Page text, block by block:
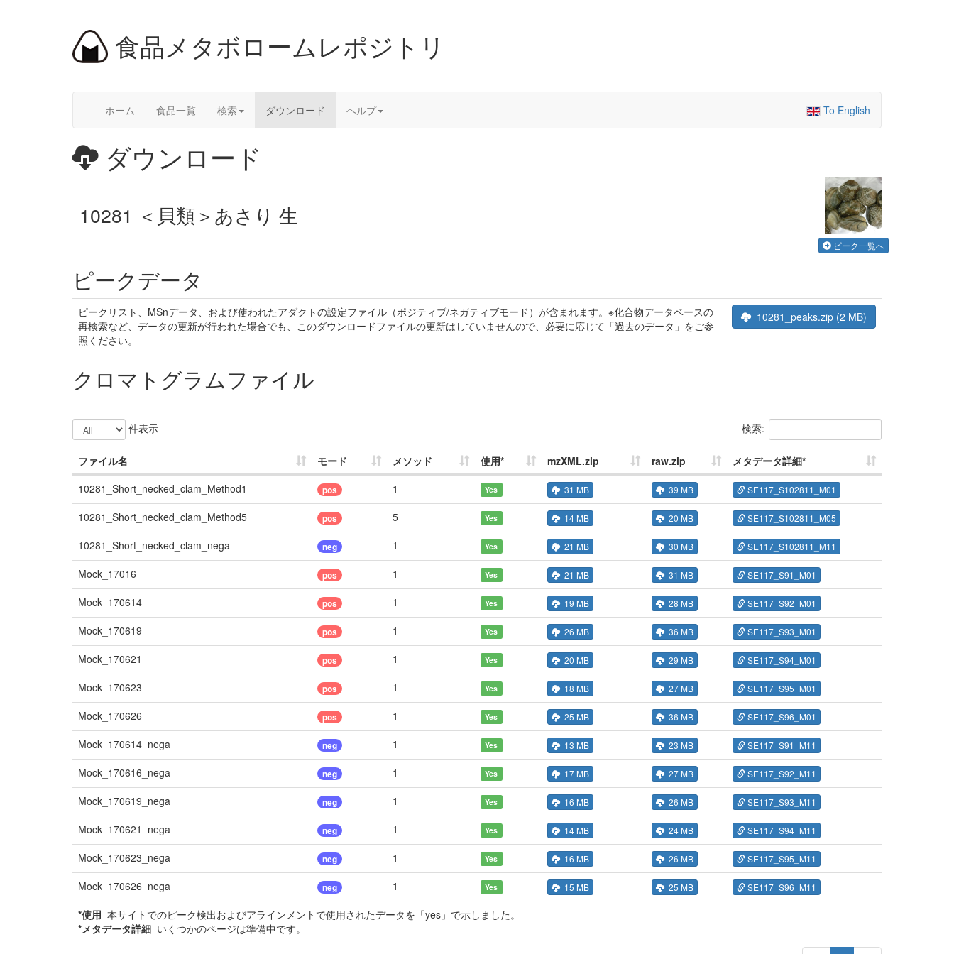
食品メタボロームレポジトリ
ホーム 食品一覧 検索 ダウンロード ヘルプ To English
ダウンロード
10281 ＜貝類＞あさり 生
ピーク一覧へ
ピークデータ
ピークリスト、MSnデータ、および使われたアダクトの設定ファイル（ポジティブ/ネガティブモード）が含まれます。※化合物データベースの
再検索など、データの更新が行われた場合でも、このダウンロードファイルの更新はしていませんので、必要に応じて「過去のデータ」をご参
照ください。
10281_peaks.zip (2 MB)
クロマトグラムファイル
件表示 検索:
ファイル名 モード メソッド 使用* mzXML.zip raw.zip
メタデータ詳細*
10281_Short_necked_clam_Method1
pos 1 Yes 31 MB 39 MB SE117_S102811_M01
10281_Short_necked_clam_Method5 pos 5 Yes 14 MB 20 MB SE117_S102811_M05
10281_Short_necked_clam_nega neg 1 Yes 21 MB 30 MB SE117_S102811_M11
Mock_17016 pos 1 Yes 21 MB 31 MB SE117_S91_M01
Mock_170614 pos 1 Yes 19 MB 28 MB SE117_S92_M01
Mock_170619 pos 1 Yes 26 MB 36 MB SE117_S93_M01
Mock_170621 pos 1 Yes 20 MB 29 MB SE117_S94_M01
Mock_170623 pos 1 Yes 18 MB 27 MB SE117_S95_M01
Mock_170626 pos 1 Yes 25 MB 36 MB SE117_S96_M01
Mock_170614_nega neg 1 Yes 13 MB 23 MB SE117_S91_M11
Mock_170616_nega neg 1 Yes 17 MB 27 MB SE117_S92_M11
Mock_170619_nega neg 1 Yes 16 MB 26 MB SE117_S93_M11
Mock_170621_nega neg 1 Yes 14 MB 24 MB SE117_S94_M11
Mock_170623_nega neg 1 Yes 16 MB 26 MB SE117_S95_M11
Mock_170626_nega neg 1 Yes 15 MB 25 MB SE117_S96_M11
*使用 本サイトでのピーク検出およびアラインメントで使用されたデータを「yes」で示しました。
*メタデータ詳細 いくつかのページは準備中です。